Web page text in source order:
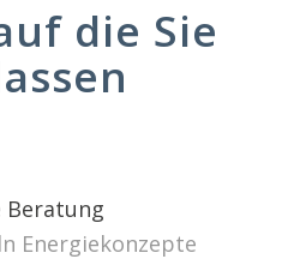
die Sie
Beratung
Energiekonzepte